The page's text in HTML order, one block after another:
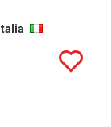
Italia